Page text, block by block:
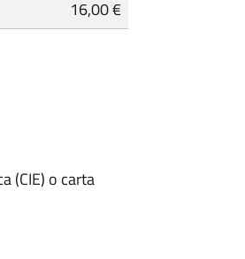
16,00 €
(CIE) o carta